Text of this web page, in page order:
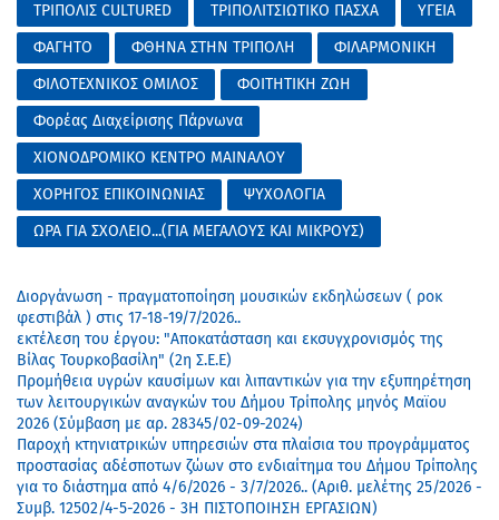
ΤΡΙΠΟΛΙΣ CULTURED
ΤΡΙΠΟΛΙΤΣΙΩΤΙΚΟ ΠΑΣΧΑ
ΥΓΕΙΑ
ΦΑΓΗΤΟ
ΦΘΗΝΑ ΣΤΗΝ ΤΡΙΠΟΛΗ
ΦΙΛΑΡΜΟΝΙΚΗ
ΦΙΛΟΤΕΧΝΙΚΟΣ ΟΜΙΛΟΣ
ΦΟΙΤΗΤΙΚΗ ΖΩΗ
Φορέας Διαχείρισης Πάρνωνα
ΧΙΟΝΟΔΡΟΜΙΚΟ ΚΕΝΤΡΟ ΜΑΙΝΑΛΟΥ
ΧΟΡΗΓΟΣ ΕΠΙΚΟΙΝΩΝΙΑΣ
ΨΥΧΟΛΟΓΙΑ
ΩΡΑ ΓΙΑ ΣΧΟΛΕΙΟ...(ΓΙΑ ΜΕΓΑΛΟΥΣ ΚΑΙ ΜΙΚΡΟΥΣ)
Διοργάνωση - πραγματοποίηση μουσικών εκδηλώσεων ( ροκ
φεστιβάλ ) στις 17-18-19/7/2026..
εκτέλεση του έργου: "Αποκατάσταση και εκσυγχρονισμός της
Βίλας Τουρκοβασίλη" (2η Σ.Ε.Ε)
Προμήθεια υγρών καυσίμων και λιπαντικών για την εξυπηρέτηση
των λειτουργικών αναγκών του Δήμου Τρίπολης μηνός Μαϊου
2026 (Σύμβαση με αρ. 28345/02-09-2024)
Παροχή κτηνιατρικών υπηρεσιών στα πλαίσια του προγράμματος
προστασίας αδέσποτων ζώων στο ενδιαίτημα του Δήμου Τρίπολης
για το διάστημα από 4/6/2026 - 3/7/2026.. (Αριθ. μελέτης 25/2026 -
Συμβ. 12502/4-5-2026 - 3Η ΠΙΣΤΟΠΟΙΗΣΗ ΕΡΓΑΣΙΩΝ)